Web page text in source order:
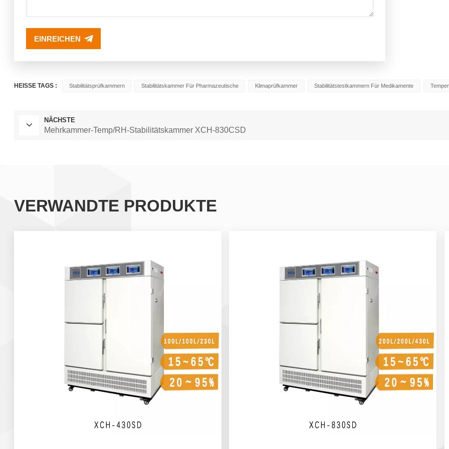
EINREICHEN
HEISSE TAGS : Stabilitätsprüfkammern Stabilitätskammer Für Pharmazeutische Klimaprüfkammer Stabilitätstestkammern Für Medikamente
NÄCHSTE
Mehrkammer-Temp/RH-Stabilitätskammer XCH-830CSD
VERWANDTE PRODUKTE